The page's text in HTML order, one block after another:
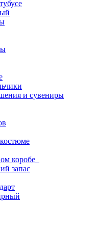
и сувениры
коробе
запас